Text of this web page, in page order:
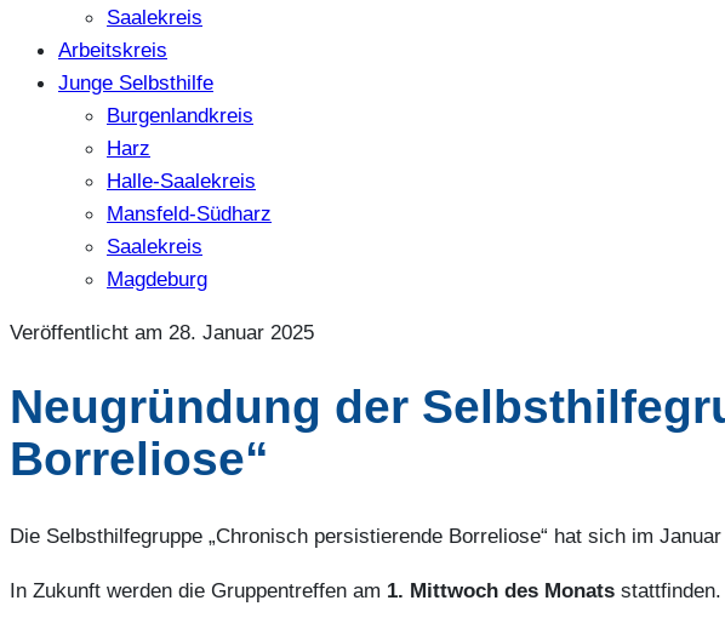
Saalekreis
Arbeitskreis
Junge Selbsthilfe
Burgenlandkreis
Harz
Halle-Saalekreis
Mansfeld-Südharz
Saalekreis
Magdeburg
Veröffentlicht am 28. Januar 2025
Neugründung der
Borreliose“
Die Selbsthilfegruppe „Chronisch persistierende Borreliose“ hat sich im
In Zukunft werden die Gruppentreffen am 1. Mittwoch des Monats stattfinden.